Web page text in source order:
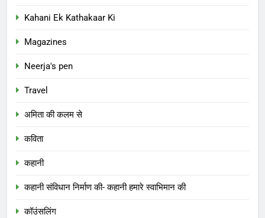
Kahani Ek Kathakaar Ki
Magazines
Neerja's pen
Travel
अमिता की कलम से
कविता
कहानी
कहानी संविधान निर्माण की- कहानी हमारे स्वाभिमान की
कॉउंसलिंग